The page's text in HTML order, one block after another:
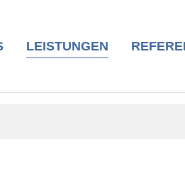
LEISTUNGEN